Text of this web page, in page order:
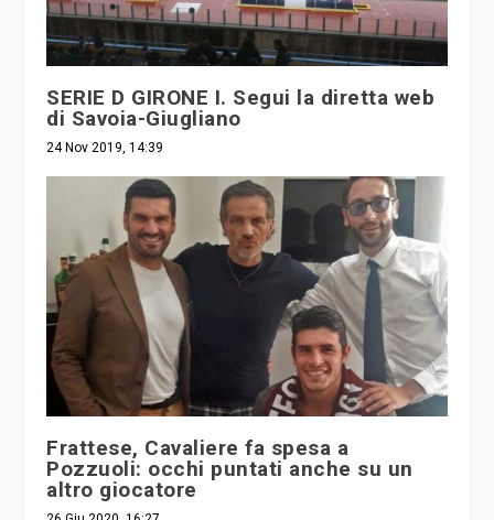
SERIE D GIRONE I. Segui la diretta web
di Savoia-Giugliano
24 Nov 2019, 14:39
Frattese, Cavaliere fa spesa a
Pozzuoli: occhi puntati anche su un
altro giocatore
26 Giu 2020, 16:27